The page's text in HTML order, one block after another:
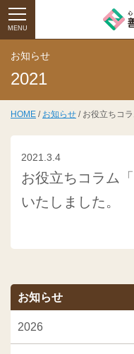
MENU
お知らせ
2021
HOME / お知らせ / お役立ちコ
2021.3.4
お役立ちコラム
いたしました。
お知らせ
2026